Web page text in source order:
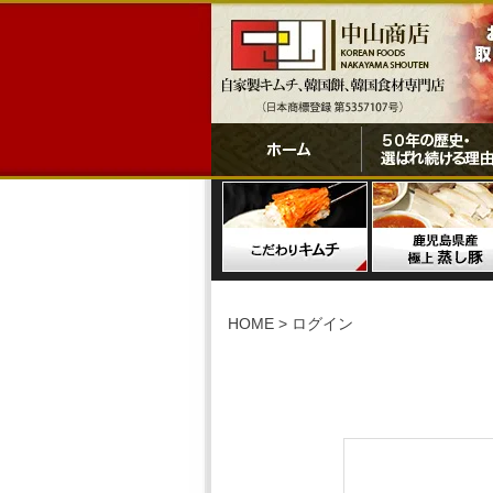
HOME ログイン